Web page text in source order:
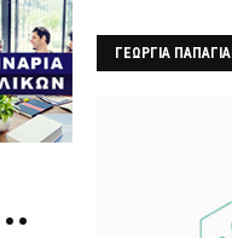
ΓΕΩΡΓΙΑ